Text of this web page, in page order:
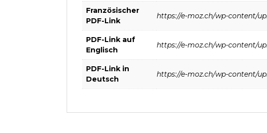
Französischer
PDF-Link
https://e-moz.ch/wp-content/
PDF-Link auf
Englisch
https://e-moz.ch/wp-content/
PDF-Link in
Deutsch
https://e-moz.ch/wp-content/